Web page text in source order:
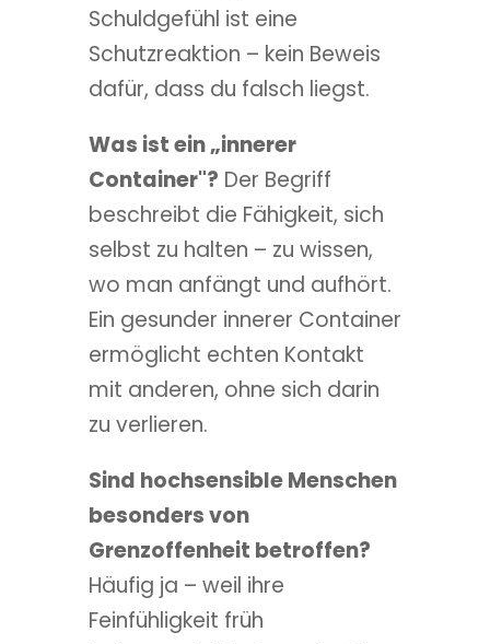
Schuldgefühl ist eine
Schutzreaktion – kein Beweis
dafür, dass du falsch liegst.
Was ist ein „innerer
Container"? Der Begriff
beschreibt die Fähigkeit, sich
selbst zu halten – zu wissen,
wo man anfängt und aufhört.
Ein gesunder innerer Container
ermöglicht echten Kontakt
mit anderen, ohne sich darin
zu verlieren.
Sind hochsensible Menschen
besonders von
Grenzoffenheit betroffen?
Häufig ja – weil ihre
Feinfühligkeit früh